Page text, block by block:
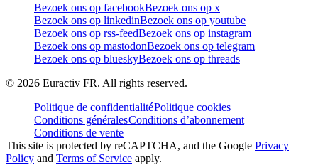
Bezoek ons op facebookBezoek ons op x
Bezoek ons op linkedinBezoek ons op youtube
Bezoek ons op rss-feedBezoek ons op instagram
Bezoek ons op mastodonBezoek ons op telegram
Bezoek ons op blueskyBezoek ons op threads
© 2026 Euractiv FR. All rights reserved.
Politique de confidentialitéPolitique cookies
Conditions généralesConditions d’abonnement
Conditions de vente
This site is protected by reCAPTCHA, and the Google Privacy
Policy and Terms of Service apply.